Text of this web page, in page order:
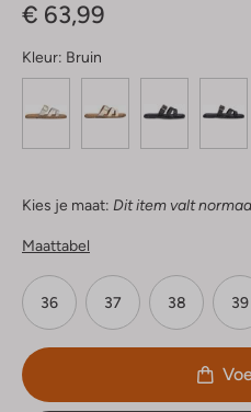
€ 63,99
Kleur: Bruin
Kies je maat: Dit item valt
Maattabel
36 37 38 39